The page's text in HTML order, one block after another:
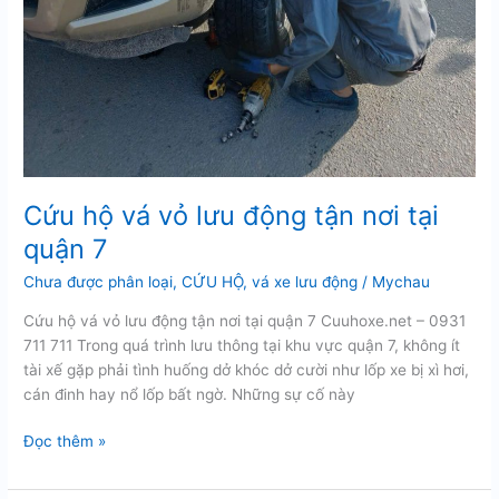
Cứu hộ vá vỏ lưu động tận nơi tại
quận 7
Chưa được phân loại,CỨU HỘ,vá xe lưu động / Mychau
Cứu hộ vá vỏ lưu động tận nơi tại quận 7 Cuuhoxe.net – 0931
711 711 Trong quá trình lưu thông tại khu vực quận 7, không ít
tài xế gặp phải tình huống dở khóc dở cười như lốp xe bị xì hơi,
cán đinh hay nổ lốp bất ngờ. Những sự cố này
Cứu
vá
Đọc thêm »